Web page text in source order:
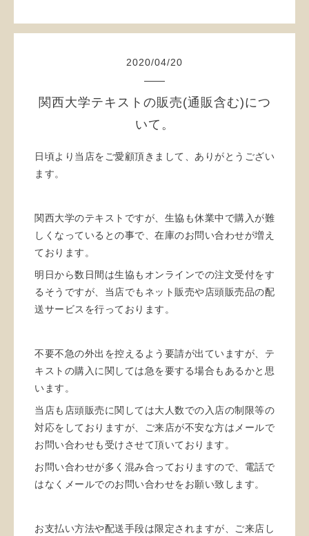
2020/04/20
関西大学テキストの販売(通販含む)につ
いて。
日頃より当店をご愛顧頂きまして、ありがとうござい
ます。
関西大学のテキストですが、生協も休業中で購入が難
しくなっているとの事で、在庫のお問い合わせが増え
ております。
明日から数日間は生協もオンラインでの注文受付をす
るそうですが、当店でもネット販売や店頭販売品の配
送サービスを行っております。
不要不急の外出を控えるよう要請が出ていますが、テ
キストの購入に関しては急を要する場合もあるかと思
います。
当店も店頭販売に関しては大人数での入店の制限等の
対応をしておりますが、ご来店が不安な方はメールで
お問い合わせも受けさせて頂いております。
お問い合わせが多く混み合っておりますので、電話で
はなくメールでのお問い合わせをお願い致します。
お支払い方法や配送手段は限定されますが、ご来店し